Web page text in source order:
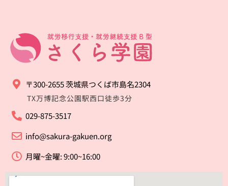
〒300-2655 茨城県つくば市島名2304
TX万博記念公園駅西口徒歩3分
029-875-3517
info@sakura-gakuen.org
月曜~金曜: 9:00~16:00